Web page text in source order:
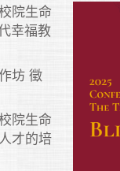
院生命
幸福教
坊 徵
院生命
才的培